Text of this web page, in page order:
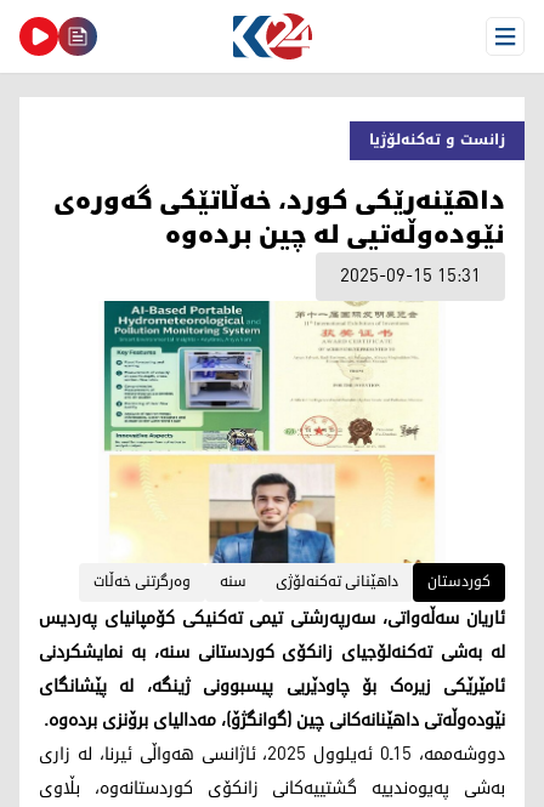
Open Menu
زانست و تەکنەلۆژیا
داهێنەرێکی کورد، خەڵاتێکی گەورەی
نێودەوڵەتیی لە چین بردەوە
2025-09-15 15:31
کوردستان داهێنانی ته‌كنه‌لۆژی سنە وەرگرتنی خەڵات
ئاریان سەڵەواتی، سەرپەرشتی تیمی تەکنیکی کۆمپانیای پەردیس
لە بەشی تەکنەلۆجیای زانکۆی کوردستانی سنە، بە نمایشکردنی
ئامێرێکی زیرەک بۆ چاودێریی پیسبوونی ژینگە، لە پێشانگای
نێودەوڵەتی داهێنانەکانی چین (گوانگژۆ)، مەدالیای برۆنزی بردەوە.
دووشەممە، 15ـ0 ئەیلوول 2025، ئاژانسی هەواڵی ئیرنا، لە زاری
بەشی پەیوەندییە گشتییەکانی زانکۆی کوردستانەوە، بڵاوی